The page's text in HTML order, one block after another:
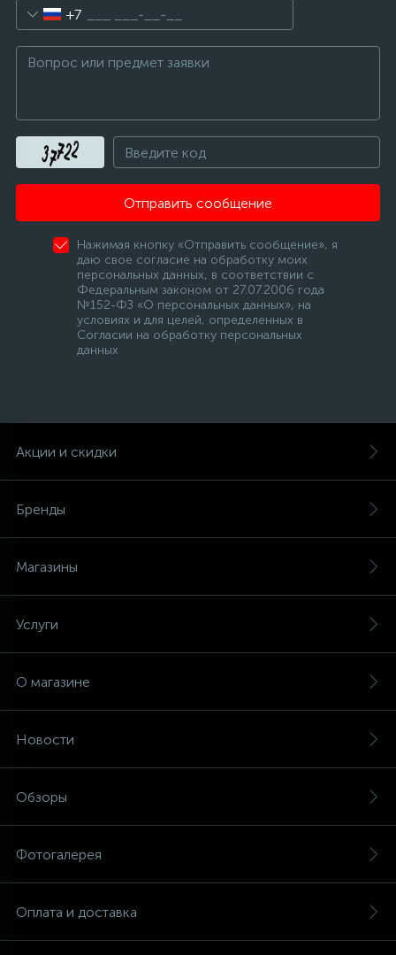
+7
Отправить сообщение
Нажимая кнопку «Отправить сообщение», я
даю свое согласие на обработку моих
персональных данных, в соответствии с
Федеральным законом от 27.07.2006 года
№152-ФЗ «О персональных данных», на
условиях и для целей, определенных в
Согласии на обработку персональных
данных
Акции и скидки
Бренды
Магазины
Услуги
О магазине
Новости
Обзоры
Фотогалерея
Оплата и доставка